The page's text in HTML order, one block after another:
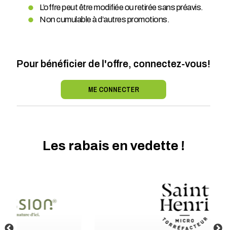
L’offre peut être modifiée ou retirée sans préavis.
Non cumulable à d’autres promotions.
Pour bénéficier de l'offre, connectez-vous!
ME CONNECTER
Les rabais en vedette !